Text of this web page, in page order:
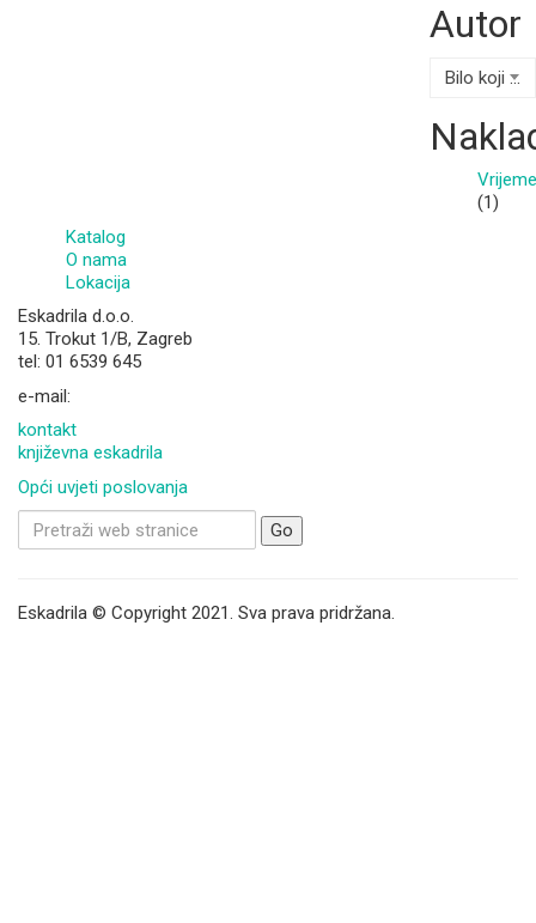
Autor
Bilo koji Autor
Vrijeme
(1)
Katalog
O nama
Lokacija
Eskadrila d.o.o.
15. Trokut 1/B, Zagreb
tel: 01 6539 645
e-mail:
kontakt
književna eskadrila
Opći uvjeti poslovanja
Search
for:
Eskadrila © Copyright 2021. Sva prava pridržana.